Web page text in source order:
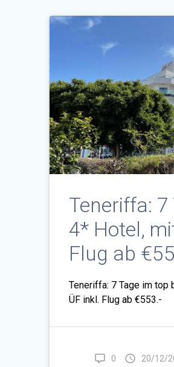
Teneriffa:
4* Hotel,
Flug ab
Teneriffa: 7 Tage im
ÜF inkl. Flug ab €553.-
0 20/12/